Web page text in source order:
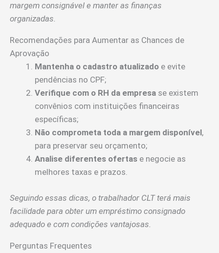
margem consignável e manter as finanças
organizadas.
Recomendações para Aumentar as Chances de
Aprovação
Mantenha o cadastro atualizado e evite
pendências no CPF;
Verifique com o RH da empresa se existem
convênios com instituições financeiras
específicas;
Não comprometa toda a margem disponível,
para preservar seu orçamento;
Analise diferentes ofertas e negocie as
melhores taxas e prazos.
Seguindo essas dicas, o trabalhador CLT terá mais
facilidade para obter um empréstimo consignado
adequado e com condições vantajosas.
Perguntas Frequentes